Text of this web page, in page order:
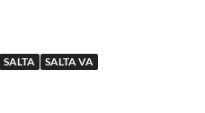
SALTA SALTA VA